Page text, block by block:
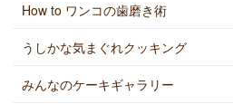
How to ワンコの歯磨き術
うしかな気まぐれクッキング
みんなのケーキギャラリー